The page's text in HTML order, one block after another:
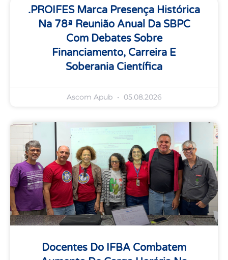
.PROIFES Marca Presença Histórica
Na 78ª Reunião Anual Da SBPC
Com Debates Sobre
Financiamento, Carreira E
Soberania Científica
Ascom Apub 05.08.2026
Docentes Do IFBA Combatem